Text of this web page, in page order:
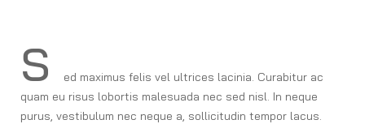
S
ed maximus felis vel ultrices lacinia. Curabitur ac
quam eu risus lobortis malesuada nec sed nisl. In neque
purus, vestibulum nec neque a, sollicitudin tempor lacus.